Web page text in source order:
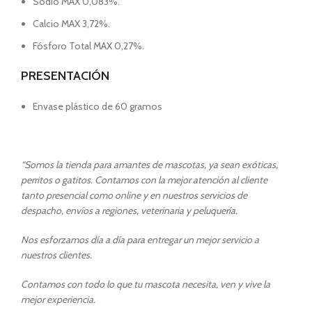
Calcio MAX 3,72%.
Fósforo Total MAX 0,27%.
PRESENTACIÓN
Envase plástico de 60 gramos
“Somos la tienda para amantes de mascotas, ya sean exóticas,
perritos o gatitos. Contamos con la mejor atención al cliente
tanto presencial como online y en nuestros servicios de
despacho, envíos a regiones, veterinaria y peluquería.
Nos esforzamos día a día para entregar un mejor servicio a
nuestros clientes.
Contamos con todo lo que tu mascota necesita, ven y vive la
mejor experiencia.